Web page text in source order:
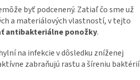
byť podcenený. Zatiaľ čo sme už
a materiálových vlastností, v tejto
antibakteriálne ponožky.
na infekcie v dôsledku zníženej
zabraňujú rastu a šíreniu baktérií